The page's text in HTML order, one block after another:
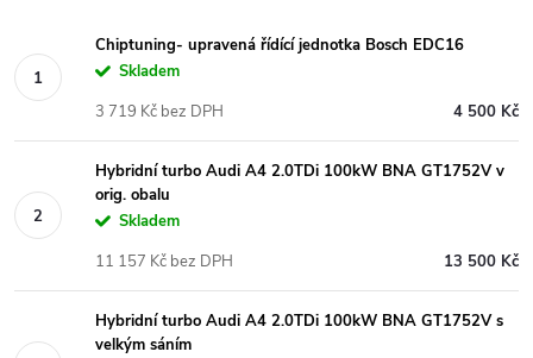
Chiptuning- upravená řídící jednotka Bosch EDC16
Skladem
4 500 Kč
3 719 Kč bez DPH
Hybridní turbo Audi A4 2.0TDi 100kW BNA GT1752V v
orig. obalu
Skladem
13 500 Kč
11 157 Kč bez DPH
Hybridní turbo Audi A4 2.0TDi 100kW BNA GT1752V s
velkým sáním